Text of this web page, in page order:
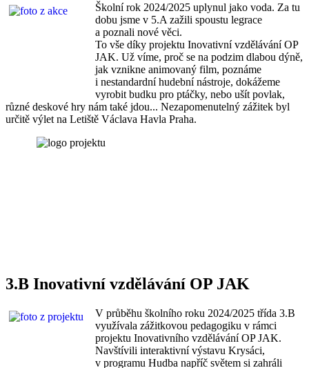
Školní rok 2024/2025 uplynul jako voda. Za tu
dobu jsme v 5.A zažili spoustu legrace
a poznali nové věci.
To vše díky projektu Inovativní vzdělávání OP
JAK. Už víme, proč se na podzim dlabou dýně,
jak vznikne animovaný film, poznáme
i nestandardní hudební nástroje, dokážeme
vyrobit budku pro ptáčky, nebo ušít povlak,
různé deskové hry nám také jdou... Nezapomenutelný zážitek byl
určitě výlet na Letiště Václava Havla Praha.
3.B Inovativní vzdělávání OP JAK
V průběhu školního roku 2024/2025 třída 3.B
využívala zážitkovou pedagogiku v rámci
projektu Inovativního vzdělávání OP JAK.
Navštívili interaktivní výstavu Krysáci,
v programu Hudba napříč světem si zahráli